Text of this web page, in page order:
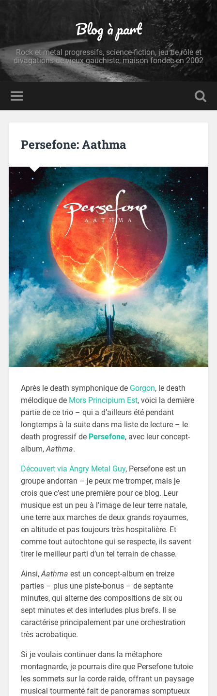
Blog à part
Rock et metal progressifs, science-fiction, jeu de rôle et
divagations de vieux gauchiste; maison fondée en 2002
Persefone: Aathma
Après le death symphonique de Gorgon, le death
mélodique de Mors Principium Est, voici la dernière
partie de ce trio – qui a d’ailleurs été pendant
longtemps à la suite dans ma liste de lecture – le
death progressif de Persefone, avec leur concept-
album,Aathma.
Découvert via Angry Metal Guy, Persefone est un
groupe andorran – je peux me tromper, mais je
crois que c’est une première pour ce blog. Leur
musique est un peu à l’image de leur terre natale,
une terre aux marches de deux grands royaumes,
en altitude et pas toujours très hospitalière. Et
comme tout autochtone qui se respecte, ils savent
tirer le meilleur parti d’un tel terrain de chasse.
Ainsi,Aathma est un concept-album en treize
parties – plus une piste-bonus – de septante
minutes, qui alterne des compositions de six ou
sept minutes et des interludes plus brefs. Il se
caractérise principalement par une orchestration
très acrobatique.
Si je voulais continuer dans la métaphore
montagnarde, je pourrais dire que Persefone tutoie
les sommets sur la corde raide, offrant un paysage
musical tourmenté fait de panoramas somptueux